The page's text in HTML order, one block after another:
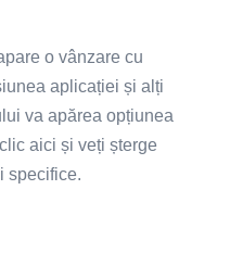
o vânzare cu
aplicației și alți
va apărea opțiunea
aici și veți șterge
specifice.